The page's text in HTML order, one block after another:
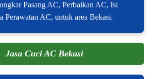
Pasang AC, Perbaikan AC, Isi
Perawatan AC, untuk area Bekasi.
Jasa Cuci AC Bekasi